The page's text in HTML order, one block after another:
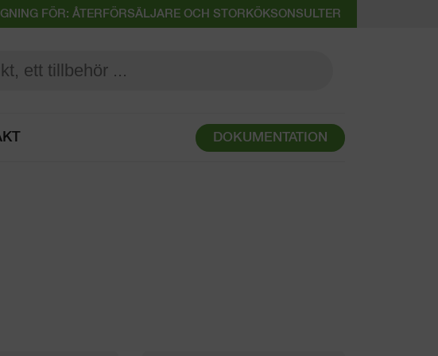
FÖR: ÅTERFÖRSÄLJARE OCH STORKÖKSONSULTER
DOKUMENTATION